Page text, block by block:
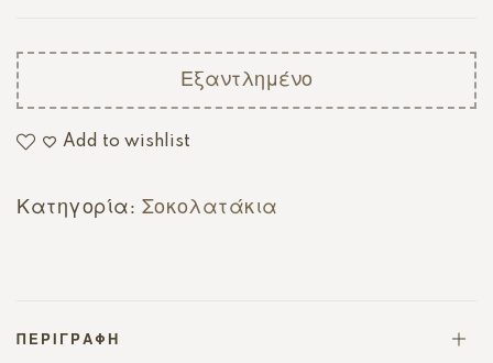
Εξαντλημένο
Add to wishlist
Κατηγορία: Σοκολατάκια
ΠΕΡΙΓΡΑΦΉ